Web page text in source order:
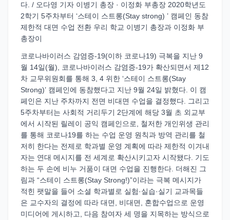
다. / 오다영 기자 이병기 총장 · 이정화 부총장 2020학년도
2학기 5주차부터 ‘스테이 스트롱(Stay strong) ’ 캠페인 동참
제한적 대면 수업 전환 우리 학교 이병기 총장과 이정화 부
총장이
코로나바이러스 감염증-19(이하 코로나19) 극복을 지난 9
월 14일(월), 코로나바이러스 감염증-19가 확산되면서 제12
차 교무위원회를 통해 3, 4 위한 ‘스테이 스트롱(Stay
Strong)’ 캠페인에 동참했다고 지난 9월 24일 밝혔다. 이 캠
페인은 지난 주차까지 전면 비대면 수업을 결정했다. 그리고
5주차부터는 사회적 거리두기 2단계에 해당 3월 초 외교부
에서 시작된 릴레이 공익 캠페인으로, 철저한 개인위생 관리
를 통해 코로나19를 하는 수업 운영 원칙과 방역 관리를 철
저히 한다는 전제로 학과별 운영 계획에 따라 제한적 이겨내
자는 연대 메시지를 전 세계로 확산시키고자 시작됐다. 기도
하는 두 손에 비누 거품이 대면 수업을 진행한다. 더해진 그
림과 “스테이 스트롱(Stay Strong!)”이라는 극복 메시지가
적힌 팻말을 들어 소셜 학과별로 실험·실습·실기 교과목들
은 교수자의 결정에 따라 대면, 비대면, 혼합수업으로 운영
미디어에 게시하고, 다음 참여자 세 명을 지목하는 방식으로